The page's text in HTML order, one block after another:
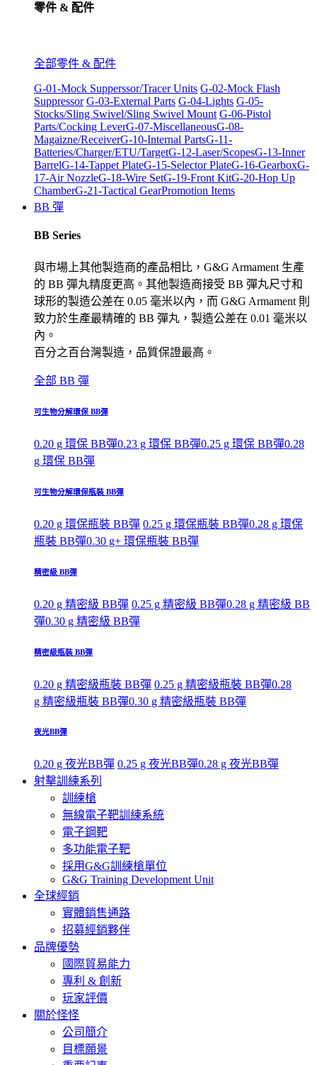
零件 & 配件
全部零件 & 配件
G-01-Mock Supperssor/Tracer Units G-02-Mock Flash
Suppressor G-03-External Parts G-04-Lights G-05-
Stocks/Sling Swivel/Sling Swivel Mount G-06-Pistol
Parts/Cocking LeverG-07-MiscellaneousG-08-
Magaizne/ReceiverG-10-Internal PartsG-11-
Batteries/Charger/ETU/TargetG-12-Laser/ScopesG-13-Inner
BarrelG-14-Tappet PlateG-15-Selector PlateG-16-GearboxG-
17-Air NozzleG-18-Wire SetG-19-Front KitG-20-Hop Up
ChamberG-21-Tactical GearPromotion Items
BB 彈
BB Series
與市場上其他製造商的產品相比，G&G Armament 生產
的 BB 彈丸精度更高。其他製造商接受 BB 彈丸尺寸和
球形的製造公差在 0.05 毫米以內，而 G&G Armament 則
致力於生產最精確的 BB 彈丸，製造公差在 0.01 毫米以
內。
百分之百台灣製造，品質保證最高。
全部 BB 彈
可生物分解環保 BB彈
0.20 g 環保 BB彈0.23 g 環保 BB彈0.25 g 環保 BB彈0.28
g 環保 BB彈
可生物分解環保瓶裝 BB彈
0.20 g 環保瓶裝 BB彈 0.25 g 環保瓶裝 BB彈0.28 g 環保
瓶裝 BB彈0.30 g+ 環保瓶裝 BB彈
精密級 BB彈
0.20 g 精密級 BB彈 0.25 g 精密級 BB彈0.28 g 精密級 BB
彈0.30 g 精密級 BB彈
精密級瓶裝 BB彈
0.20 g 精密級瓶裝 BB彈 0.25 g 精密級瓶裝 BB彈0.28
g 精密級瓶裝 BB彈0.30 g 精密級瓶裝 BB彈
夜光BB彈
0.20 g 夜光BB彈 0.25 g 夜光BB彈0.28 g 夜光BB彈
射擊訓練系列
訓練槍
無線電子靶訓練系統
電子鋼靶
多功能電子靶
採用G&G訓練槍單位
G&G Training Development Unit
全球經銷
實體銷售通路
招募經銷夥伴
品牌優勢
國際貿易能力
專利 & 創新
玩家評價
關於怪怪
公司簡介
目標願景